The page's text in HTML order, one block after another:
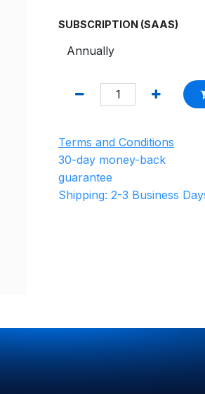
SUBSCRIPTION (SAAS)
Terms and Conditions
30-day money-back
guarantee
Shipping: 2-3 Business